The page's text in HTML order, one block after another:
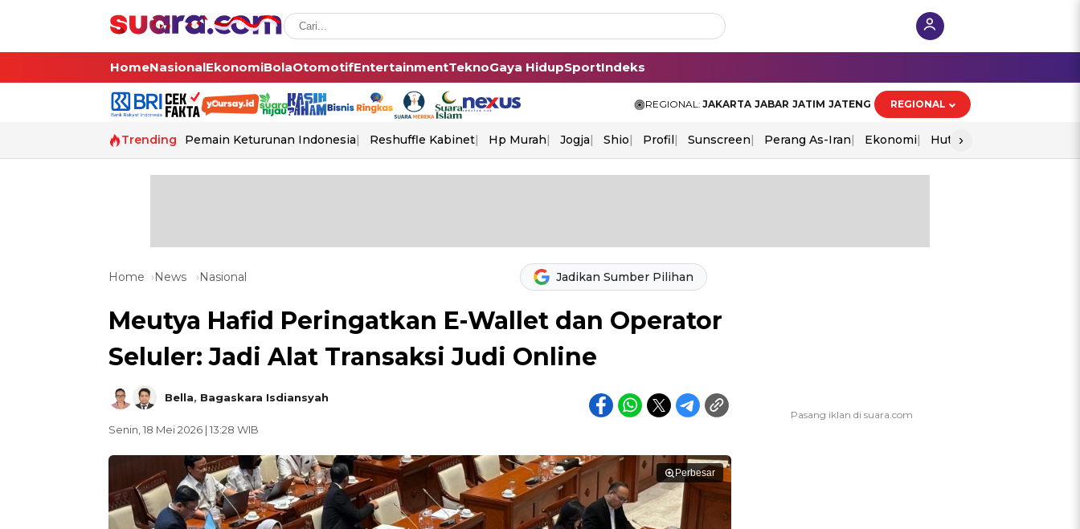
HomeNasionalEkonomiBolaOtomotifEntertainmentTeknoGaya HidupSportIndeks
REGIONAL: JAKARTA JABAR JATIM JATENG REGIONAL
Trending Pemain Keturunan Indonesia Reshuffle Kabinet Hp Murah Jogja Shio Profil Sunscreen Perang As-Iran Ekonomi Hut Ri
›
Home News Nasional Jadikan Sumber Pilihan
Meutya Hafid Peringatkan E-Wallet dan Operator
Seluler: Jadi Alat Transaksi Judi Online
Bella, Bagaskara Isdiansyah
Senin, 18 Mei 2026 | 13:28 WIB
Perbesar